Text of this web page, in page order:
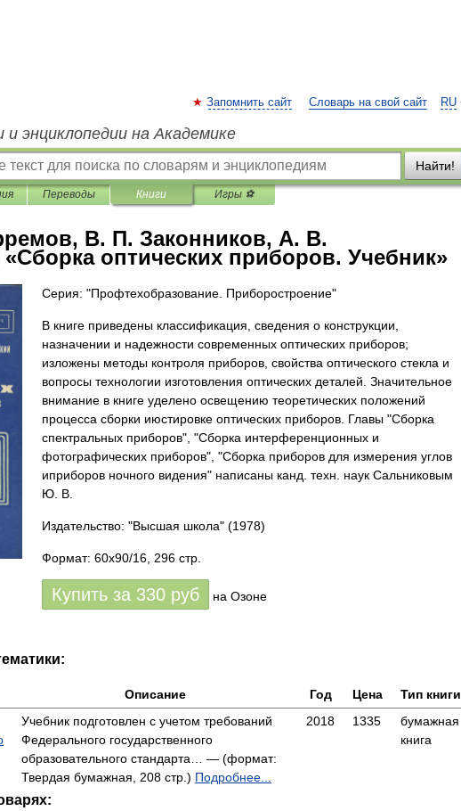
RU
Запомнить сайт Словарь на свой сайт
и энциклопедии на Академике
Найти!
Переводы Книги Игры ⚽
В. П. Законников, А. В.
оптических приборов. Учебник»
Серия: "Профтехобразование. Приборостроение"
В книге приведены классификация, сведения о конструкции,
назначении и надежности современных оптических приборов;
изложены методы контроля приборов, свойства оптического стекла и
вопросы технологии изготовления оптических деталей. Значительное
внимание в книге уделено освещению теоретических положений
процесса сборки июстировке оптических приборов. Главы "Сборка
спектральных приборов", "Сборка интерференционных и
фотографических приборов", "Сборка приборов для измерения углов
иприборов ночного видения" написаны канд. техн. наук Сальниковым
Ю. В.
Издательство: "Высшая школа" (1978)
Формат: 60x90/16, 296 стр.
Купить за 330 руб на Озоне
Описание Год Цена
Тип книги
Учебник подготовлен с учетом требований
Федерального государственного
образовательного стандарта… — (формат:
Твердая бумажная, 208 стр.) Подробнее...
2018 1335
бумажная
книга